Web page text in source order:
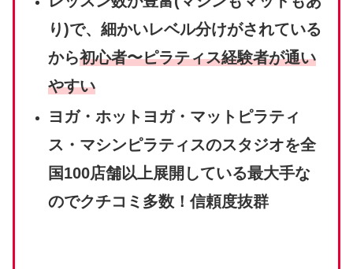
り)で、細かいレベル分けがされている
から初心者〜ピラティス経験者が通い
やすい
ヨガ・ホットヨガ・マットピラティ
ス・マシンピラティスのスタジオを全
国100店舗以上展開している最大手な
のでクチコミ多数！信頼度抜群